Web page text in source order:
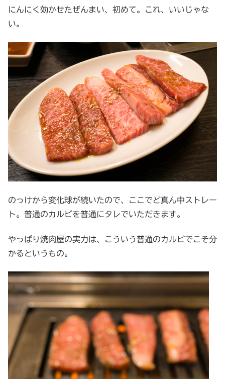
にんにく効かせたぜんまい、初めて。これ、いいじゃな
い。
のっけから変化球が続いたので、ここでど真ん中ストレー
ト。普通のカルビを普通にタレでいただきます。
やっぱり焼肉屋の実力は、こういう普通のカルビでこそ分
かるというもの。